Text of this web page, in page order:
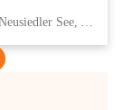
Eisenstädter Straße 18, 7091 Breitenbrunn am Neusiedler See, AUT